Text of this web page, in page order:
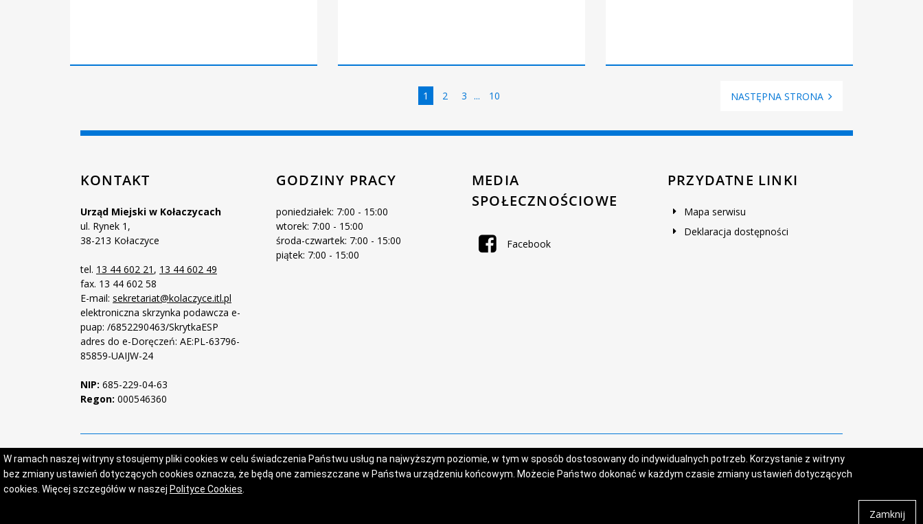
W ramach naszej witryny stosujemy pliki cookies w celu świadczenia Państwu usług na najwyższym poziomie, w tym w sposób dostosowany do indywidualnych potrzeb. Korzystanie z witryny
bez zmiany ustawień dotyczących cookies oznacza, że będą one zamieszczane w Państwa urządzeniu końcowym. Możecie Państwo dokonać w każdym czasie zmiany ustawień dotyczących
cookies. Więcej szczegółów w naszej Polityce Cookies
Zamknij
Strona
1 Strona
2 Strona
3 ... Strona
10 NASTĘPNA STRONA
KONTAKT
Urząd Miejski w Kołaczycach
ul. Rynek 1,
38-213 Kołaczyce
tel. 13 44 602 21 , 13 44 602 49
fax. 13 44 602 58
E-mail: sekretariat@kolaczyce.itl.pl
elektroniczna skrzynka podawcza e-
puap: /6852290463/SkrytkaESP
adres do e-Doręczeń: AE:PL-63796-
85859-UAIJW-24
NIP: 685-229-04-63
Regon: 000546360
GODZINY PRACY
poniedziałek: 7:00 - 15:00
wtorek: 7:00 - 15:00
środa-czwartek: 7:00 - 15:00
piątek: 7:00 - 15:00
MEDIA
SPOŁECZNOŚCIOWE
Facebook
PRZYDATNE LINKI
Mapa serwisu
Deklaracja dostępności
Projekt i wykonanie:Logonet Sp. z o.o.